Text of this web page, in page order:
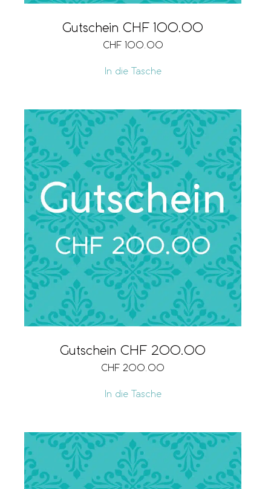
Gutschein CHF 100.00
CHF 100.00
In die Tasche
Gutschein CHF 200.00
CHF 200.00
In die Tasche